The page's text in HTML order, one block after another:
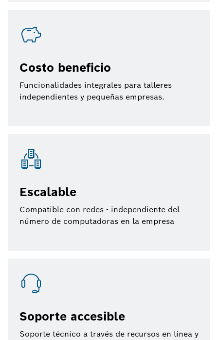
Costo beneficio
Funcionalidades integrales para talleres
independientes y pequeñas empresas.
Escalable
Compatible con redes - independiente del
número de computadoras en la empresa
Soporte accesible
Soporte técnico a través de recursos en línea y